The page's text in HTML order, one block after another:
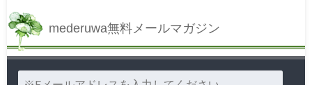
mederuwa無料メールマガジン